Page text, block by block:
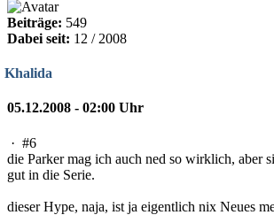
Beiträge: 549
Dabei seit: 12 / 2008
Khalida
05.12.2008 - 02:00 Uhr
· #6
die Parker mag ich auch ned so wirklich, aber
gut in die Serie.
dieser Hype, naja, ist ja eigentlich nix Neues